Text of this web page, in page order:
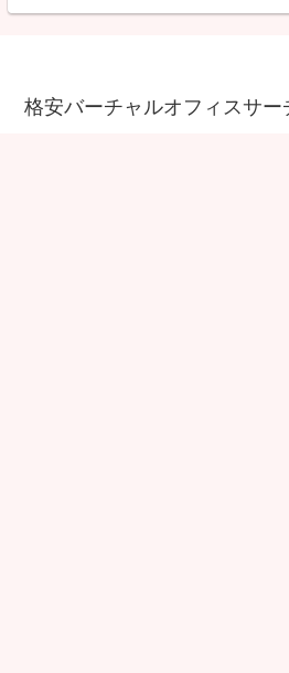
格安バーチャルオフィスサー